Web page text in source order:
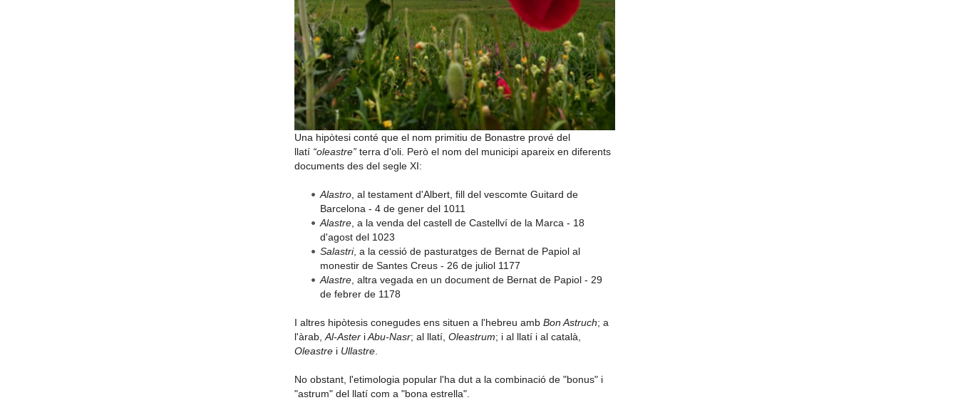
Una hipòtesi conté que el nom primitiu de Bonastre prové del
llatí “oleastre” terra d'oli. Però el nom del municipi apareix en diferents
documents des del segle XI:
Alastro , al testament d'Albert, fill del vescomte Guitard de
Barcelona - 4 de gener del 1011
Alastre , a la venda del castell de Castellví de la Marca - 18
d'agost del 1023
Salastri, a la cessió de pasturatges de Bernat de Papiol al
monestir de Santes Creus - 26 de juliol 1177
Alastre , altra vegada en un document de Bernat de Papiol - 29
de febrer de 1178
I altres hipòtesis conegudes ens situen a l'hebreu amb Bon Astruch; a
l'àrab, Al-Aster iAbu-Nasr; al llatí, Oleastrum; i al llatí i al català,
Oleastre i Ullastre
No obstant, l'etimologia popular l'ha dut a la combinació de "bonus" i
"astrum" del llatí com a "bona estrella".